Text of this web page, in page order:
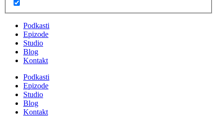
Podkasti
Epizode
Studio
Blog
Kontakt
Podkasti
Epizode
Studio
Blog
Kontakt